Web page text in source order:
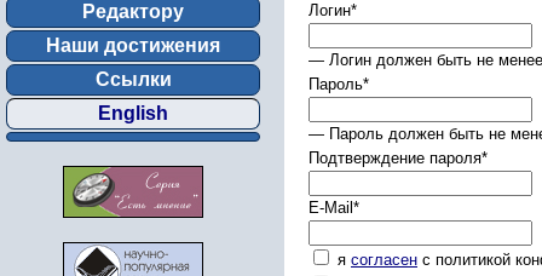
Редактору
Наши достижения
Ссылки
English
Логин*
— Логин должен быть не
Пароль*
— Пароль должен быть не
Подтверждение пароля*
E-Mail *
я согласен с политикой